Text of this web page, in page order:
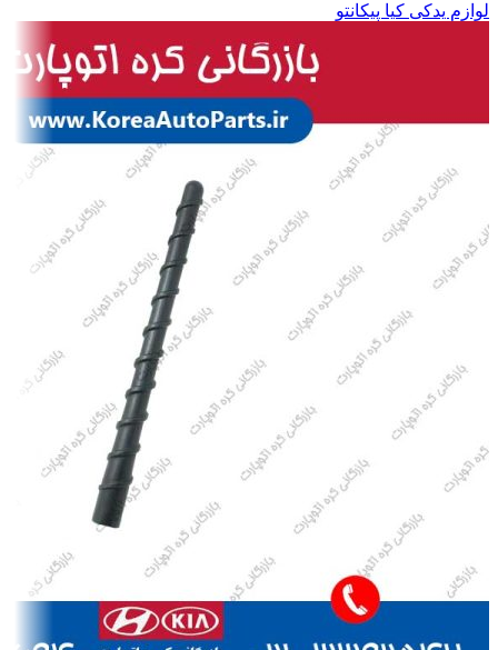
لوازم یدکی کیا پیکانتو